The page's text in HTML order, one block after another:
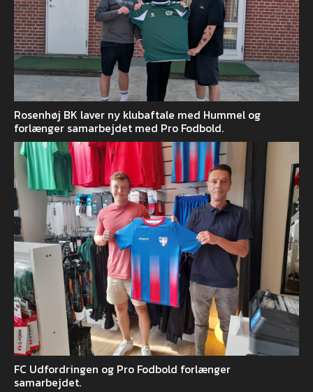
Rosenhøj BK laver ny klubaftale med Hummel og
forlænger samarbejdet med Pro Fodbold.
FC Udfordringen og Pro Fodbold forlænger
samarbejdet.